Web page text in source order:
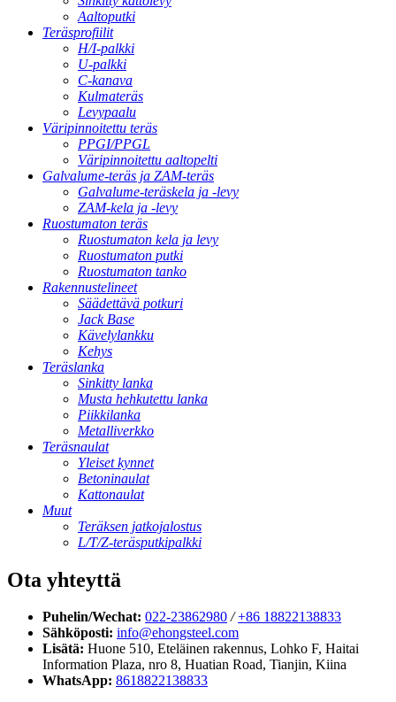
Aaltoputki
Teräsprofiilit
H/I-palkki
U-palkki
C-kanava
Kulmateräs
Levypaalu
Väripinnoitettu teräs
PPGI/PPGL
Väripinnoitettu aaltopelti
Galvalume-teräs ja ZAM-teräs
Galvalume-teräskela ja -levy
ZAM-kela ja -levy
Ruostumaton teräs
Ruostumaton kela ja levy
Ruostumaton putki
Ruostumaton tanko
Rakennustelineet
Säädettävä potkuri
Jack Base
Kävelylankku
Kehys
Teräslanka
Sinkitty lanka
Musta hehkutettu lanka
Piikkilanka
Metalliverkko
Teräsnaulat
Yleiset kynnet
Betoninaulat
Kattonaulat
Muut
Teräksen jatkojalostus
L/T/Z-teräsputkipalkki
Ota yhteyttä
Puhelin/Wechat: 022-23862980 / +86 18822138833
Sähköposti: info@ehongsteel.com
Lisätä: Huone 510, Eteläinen rakennus, Lohko F, ​​Haitai
Information Plaza, nro 8, Huatian Road, Tianjin, Kiina
WhatsApp: 8618822138833